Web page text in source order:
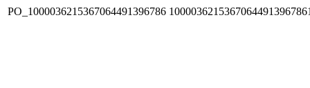
PO_1000036215367064491396786